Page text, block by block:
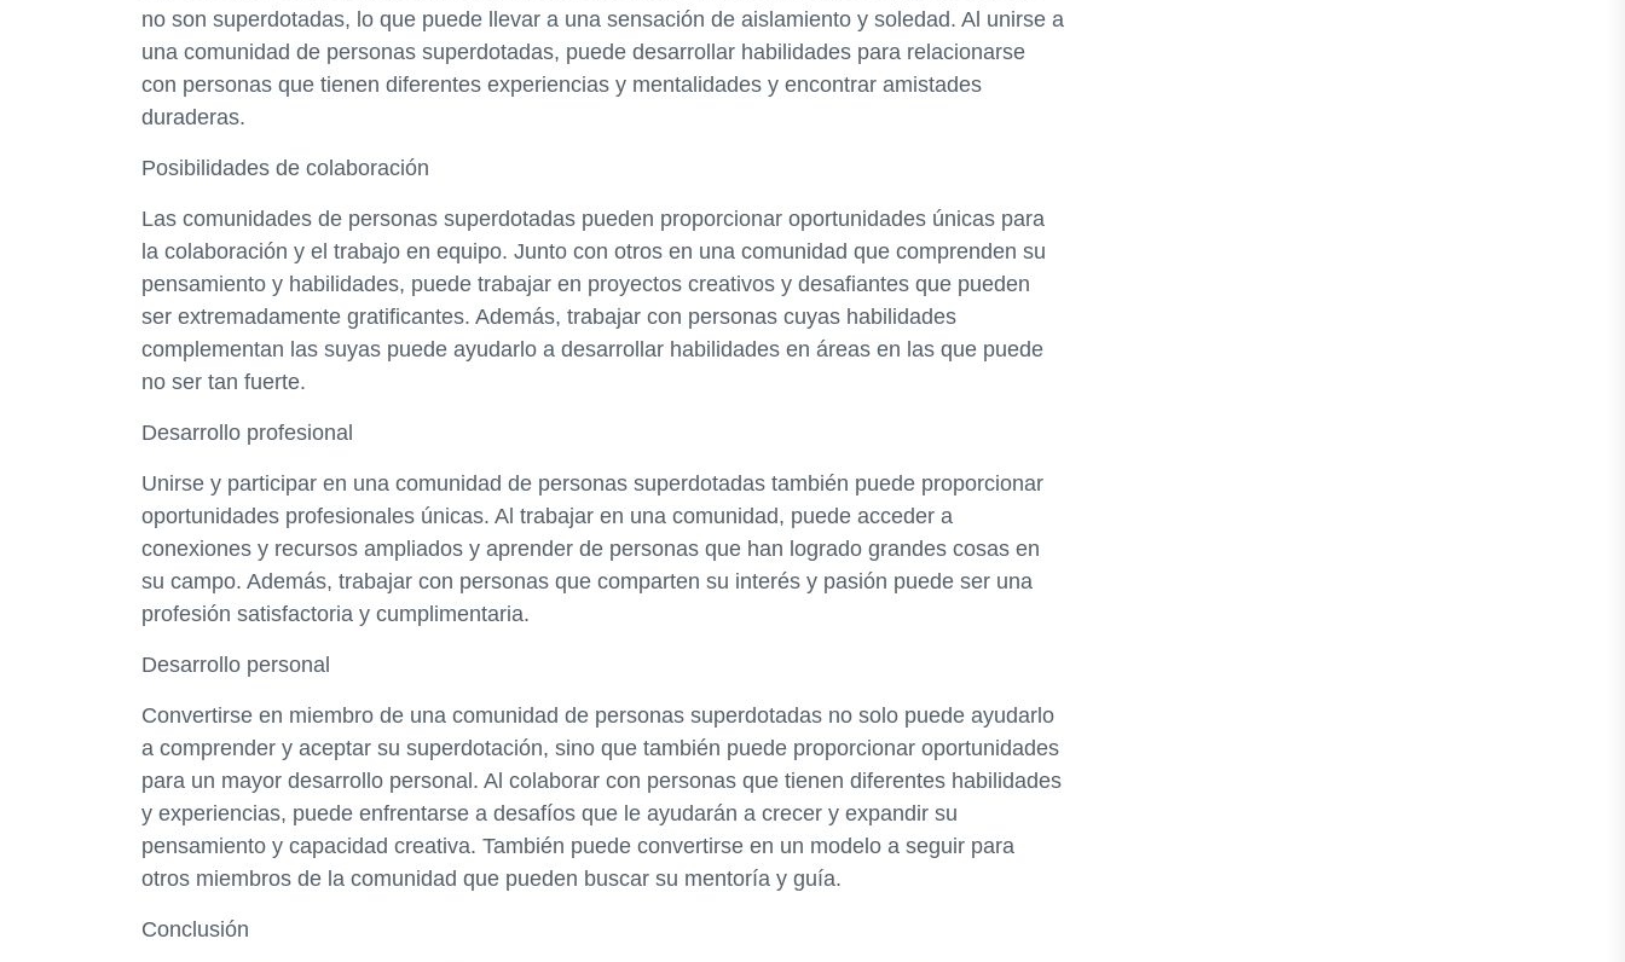
no son superdotadas, lo que puede llevar a una sensación de aislamiento y soledad. Al unirse a
una comunidad de personas superdotadas, puede desarrollar habilidades para relacionarse
con personas que tienen diferentes experiencias y mentalidades y encontrar amistades
duraderas.
Posibilidades de colaboración
Las comunidades de personas superdotadas pueden proporcionar oportunidades únicas para
la colaboración y el trabajo en equipo. Junto con otros en una comunidad que comprenden su
pensamiento y habilidades, puede trabajar en proyectos creativos y desafiantes que pueden
ser extremadamente gratificantes. Además, trabajar con personas cuyas habilidades
complementan las suyas puede ayudarlo a desarrollar habilidades en áreas en las que puede
no ser tan fuerte.
Desarrollo profesional
Unirse y participar en una comunidad de personas superdotadas también puede proporcionar
oportunidades profesionales únicas. Al trabajar en una comunidad, puede acceder a
conexiones y recursos ampliados y aprender de personas que han logrado grandes cosas en
su campo. Además, trabajar con personas que comparten su interés y pasión puede ser una
profesión satisfactoria y cumplimentaria.
Desarrollo personal
Convertirse en miembro de una comunidad de personas superdotadas no solo puede ayudarlo
a comprender y aceptar su superdotación, sino que también puede proporcionar oportunidades
para un mayor desarrollo personal. Al colaborar con personas que tienen diferentes habilidades
y experiencias, puede enfrentarse a desafíos que le ayudarán a crecer y expandir su
pensamiento y capacidad creativa. También puede convertirse en un modelo a seguir para
otros miembros de la comunidad que pueden buscar su mentoría y guía.
Conclusión